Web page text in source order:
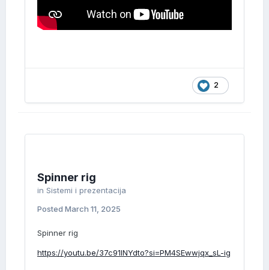
2
Spinner rig
in Sistemi i prezentacija
Posted March 11, 2025
Spinner rig
https://youtu.be/37c91INYdto?si=PM4SEwwjqx_sL-ig